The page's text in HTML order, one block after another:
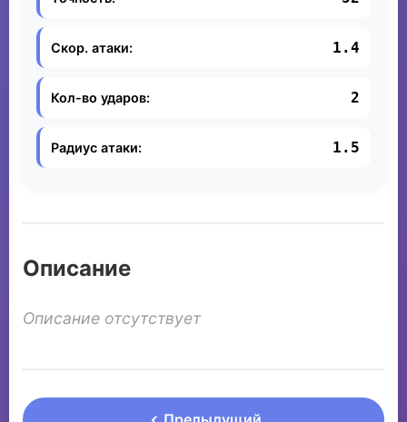
Скор. атаки: 1.4
Кол-во ударов: 2
Радиус атаки: 1.5
Описание
Описание отсутствует